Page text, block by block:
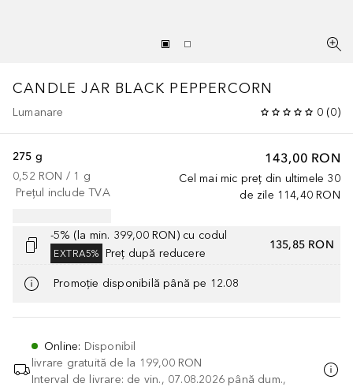
CANDLE JAR BLACK PEPPERCORN
Lumanare 0 (0)
143,00 RON
Cel mai mic preț din ultimele 30
de zile 114,40 RON
275 g
0,52 RON / 1 g
Prețul include TVA
-5% (la min. 399,00 RON) cu codul
EXTRA5% Preț după reducere
135,85 RON
Promoție disponibilă până pe 12.08
Online: Disponibil
livrare gratuită de la 199,00 RON
Interval de livrare: de vin., 07.08.2026 până dum.,